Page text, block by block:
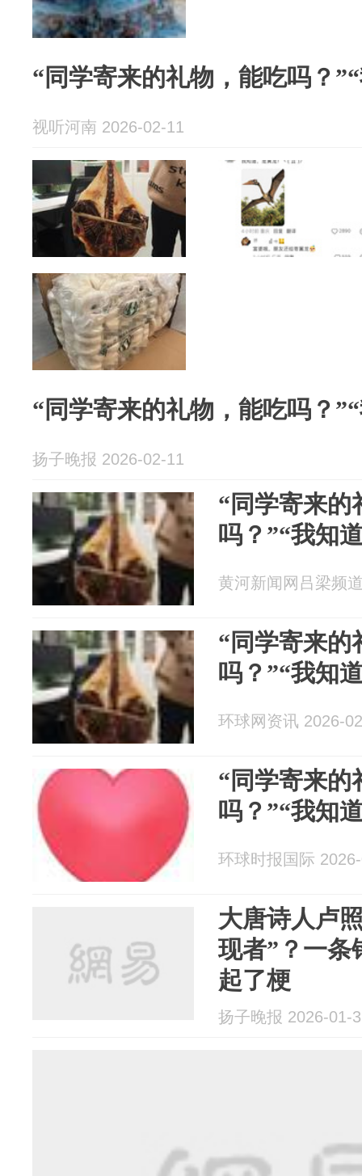
“同学寄来的礼物，能吃吗？
视听河南 2026-02-11
“同学寄来的礼物，能吃吗？
扬子晚报 2026-02-11
“同学寄来的
吗？”“我知
黄河新闻网吕梁频
“同学寄来的
吗？”“我知
环球网资讯 2026-
“同学寄来的
吗？”“我知
环球时报国际
大唐诗人卢
现者”？一条
起了梗
扬子晚报 2026-01-